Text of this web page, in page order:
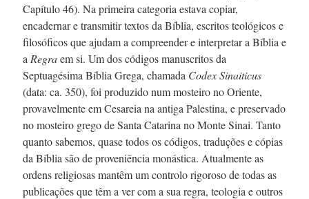
Capítulo 46). Na primeira categoria estava copiar,
encadernar e transmitir textos da Bíblia, escritos teológicos e
filosóficos que ajudam a compreender e interpretar a Bíblia e
a Regraem si. Um dos códigos manuscritos da
Septuagésima Bíblia Grega, chamada Codex Sinaiticus
(data: ca. 350), foi produzido num mosteiro no Oriente,
provavelmente em Cesareia na antiga Palestina, e preservado
no mosteiro grego de Santa Catarina no Monte Sinai. Tanto
quanto sabemos, quase todos os códigos, traduções e cópias
da Bíblia são de proveniência monástica. Atualmente as
ordens religiosas mantêm um controlo rigoroso de todas as
publicações que têm a ver com a sua regra, teologia e outros